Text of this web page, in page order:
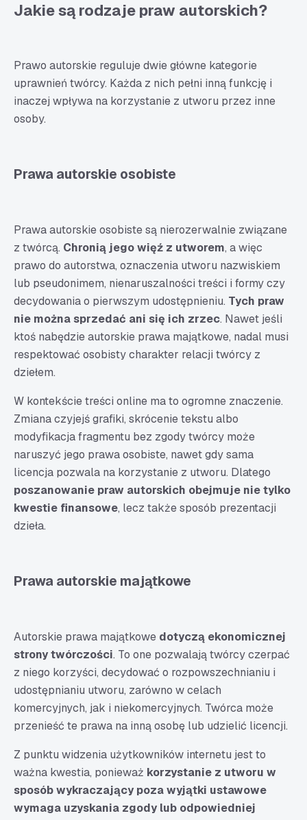
Jakie są rodzaje praw autorskich?
Prawo autorskie reguluje dwie główne kategorie
uprawnień twórcy. Każda z nich pełni inną funkcję i
inaczej wpływa na korzystanie z utworu przez inne
osoby.
Prawa autorskie osobiste
Prawa autorskie osobiste są nierozerwalnie związane
z twórcą. Chronią jego więź z utworem, a więc
prawo do autorstwa, oznaczenia utworu nazwiskiem
lub pseudonimem, nienaruszalności treści i formy czy
decydowania o pierwszym udostępnieniu. Tych praw
nie można sprzedać ani się ich zrzec. Nawet jeśli
ktoś nabędzie autorskie prawa majątkowe, nadal musi
respektować osobisty charakter relacji twórcy z
dziełem.
W kontekście treści online ma to ogromne znaczenie.
Zmiana czyjejś grafiki, skrócenie tekstu albo
modyfikacja fragmentu bez zgody twórcy może
naruszyć jego prawa osobiste, nawet gdy sama
licencja pozwala na korzystanie z utworu. Dlatego
poszanowanie praw autorskich obejmuje nie tylko
kwestie finansowe, lecz także sposób prezentacji
dzieła.
Prawa autorskie majątkowe
Autorskie prawa majątkowe dotyczą ekonomicznej
strony twórczości. To one pozwalają twórcy czerpać
z niego korzyści, decydować o rozpowszechnianiu i
udostępnianiu utworu, zarówno w celach
komercyjnych, jak i niekomercyjnych. Twórca może
przenieść te prawa na inną osobę lub udzielić licencji.
Z punktu widzenia użytkowników internetu jest to
ważna kwestia, ponieważ korzystanie z utworu w
sposób wykraczający poza wyjątki ustawowe
wymaga uzyskania zgody lub odpowiedniej